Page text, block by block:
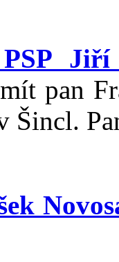
Jiří
pan
Šincl.